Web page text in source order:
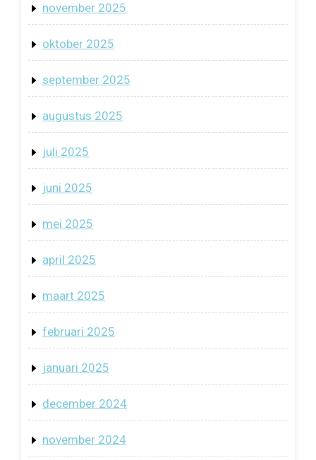
november 2025
oktober 2025
september 2025
augustus 2025
juli 2025
juni 2025
mei 2025
april 2025
maart 2025
februari 2025
januari 2025
december 2024
november 2024